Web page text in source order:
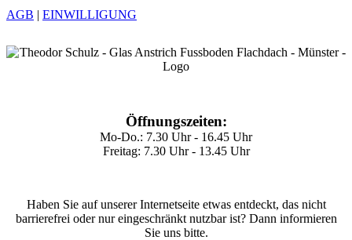
AGB | EINWILLIGUNG
Öffnungszeiten:
Mo-Do.: 7.30 Uhr - 16.45 Uhr
Freitag: 7.30 Uhr - 13.45 Uhr
Haben Sie auf unserer Internetseite etwas entdeckt, das nicht
barrierefrei oder nur eingeschränkt nutzbar ist? Dann informieren
Sie uns bitte.